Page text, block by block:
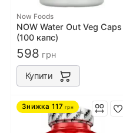
Now Foods
NOW Water Out Veg Caps
(100 капс)
598 грн
Купити
Знижка 117 грн